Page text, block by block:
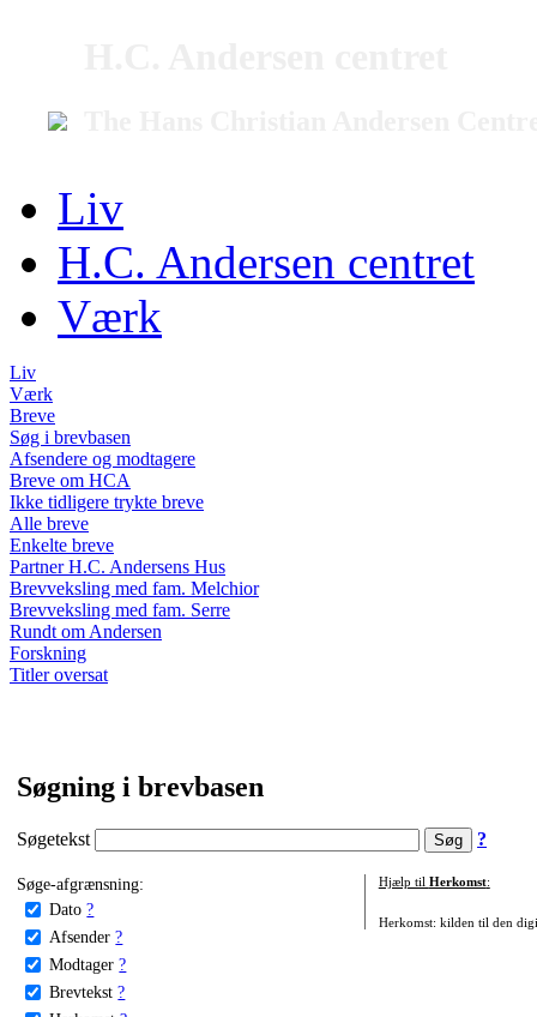
Liv
H.C. Andersen centret
Værk
Liv
Værk
Breve
Søg i brevbasen
Afsendere og modtagere
Breve om HCA
Ikke tidligere trykte breve
Alle breve
Enkelte breve
Partner H.C. Andersens Hus
Brevveksling med fam. Melchior
Brevveksling med fam. Serre
Rundt om Andersen
Forskning
Titler oversat
Søgning i brevbasen
Søgetekst ?
Søge-afgrænsning:
Dato ?
Afsender ?
Modtager ?
Brevtekst ?
Hjælp til Herkomst:
Herkomst: kilden til den